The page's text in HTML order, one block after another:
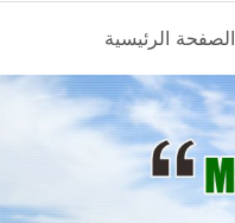
الصفحة الرئيسية